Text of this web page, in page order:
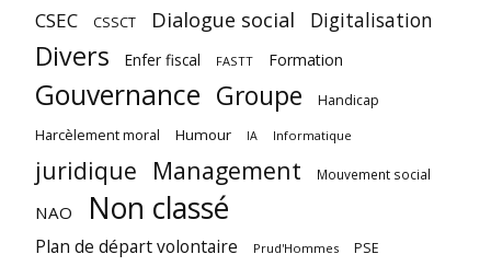
CSEC CSSCT Dialogue social Digitalisation
Divers Enfer fiscal FASTT Formation
Gouvernance Groupe Handicap
Harcèlement moral Humour IA Informatique
juridique Management Mouvement social
NAO Non classé
Plan de départ volontaire Prud'Hommes PSE